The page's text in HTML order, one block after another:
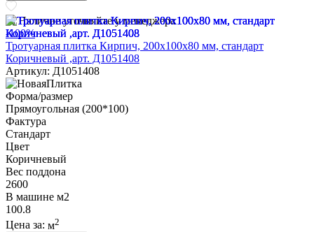
Наличие уточняйте у менеджера
-100%
Тротуарная плитка Кирпич, 200х100х80 мм, стандарт
Коричневый ,арт. Д1051408
Артикул: Д1051408
Форма/размер
Прямоугольная (200*100)
Фактура
Стандарт
Цвет
Коричневый
Вес поддона
2600
В машине м2
100.8
Цена за: м2